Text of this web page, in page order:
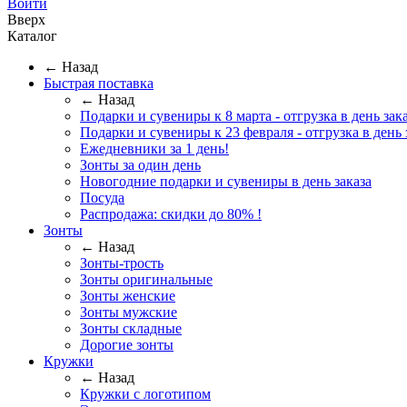
Вверх
Каталог
← Назад
Быстрая поставка
← Назад
Подарки и сувениры к 8 марта - отгрузка в день
Подарки и сувениры к 23 февраля - отгрузка в день
Ежедневники за 1 день!
Зонты за один день
Новогодние подарки и сувениры в день заказа
Посуда
Распродажа: скидки до 80% !
Зонты
← Назад
Зонты-трость
Зонты оригинальные
Зонты женские
Зонты мужские
Зонты складные
Дорогие зонты
Кружки
← Назад
Кружки с логотипом